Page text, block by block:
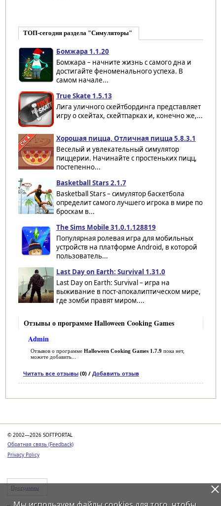
ТОП-сегодня раздела "Симуляторы"
Бомжара 1.1.20
Бомжара – начните жизнь с самого дна и
достигайте феноменального успеха. В
самом начале...
True Skate 1.5.13
Лига уличного скейтбординга представляет
игру о скейтах, скейтпарках и, конечно же,...
Хорошая пицца, Отличная пицца 5.8.3.1
Веселый и увлекательный симулятор
пиццерии. Начинайте с простеньких пицц,
постепенно...
Basketball Stars 2.1.7
Basketball Stars – симулятор баскетбола
определит самого лучшего игрока в мире по
броскам в...
The Sims Mobile 31.0.1.128819
Популярная ролевая игра для мобильных
устройств на платформе Android, в которой
пользователь...
Last Day on Earth: Survival 1.31.0
Last Day on Earth: Survival – игра на
выживание в пост-апокалиптическом мире,
где зомби правят миром....
Отзывы о программе Halloween Cooking Games
Admin
Отзывов о программе Halloween Cooking Games 1.7.9 пока нет,
можете добавить...
Читать все отзывы(0) / Добавить отзыв
© 2002—2026 SOFTPORTAL
Обратная связь (Feedback)
Privacy Policy
Программы